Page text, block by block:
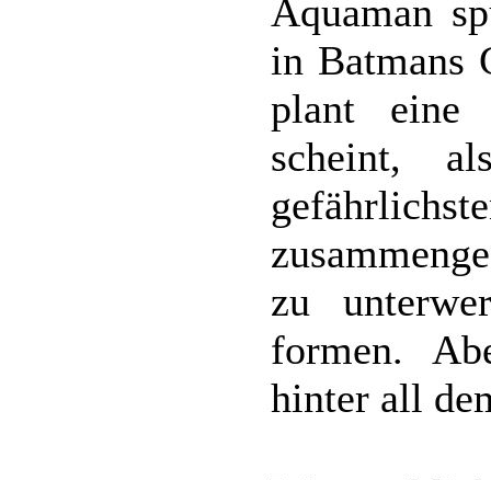
Aquaman
in Batmans
plant eine
scheint,
zu
formen.
hinter all